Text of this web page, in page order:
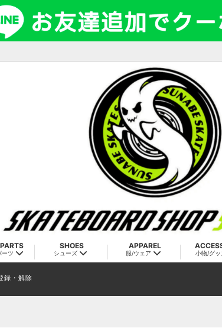
ーツ
SHOES
シューズ
APPAREL
服/ウェア 小物/グッ
録・解除